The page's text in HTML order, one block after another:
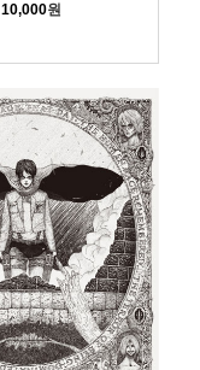
10,000원